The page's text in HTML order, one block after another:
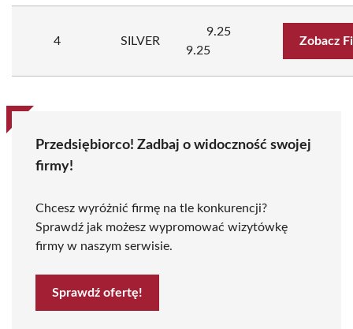
4 SILVER
9.25
9.25
Zobacz
Przedsiębiorco! Zadbaj o widoczność swojej
firmy!
Chcesz wyróżnić firmę na tle konkurencji?
Sprawdź jak możesz wypromować wizytówkę
firmy w naszym serwisie.
Sprawdź ofertę!